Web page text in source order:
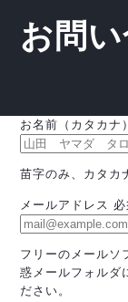
お問
お名前（カタカナ
苗字のみ、カタカ
メールアドレス
フリーのメールソ
惑メールフォルダ
ださい。